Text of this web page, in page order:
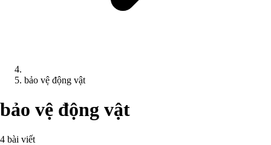
bảo vệ động vật
bảo vệ động vật
4 bài viết